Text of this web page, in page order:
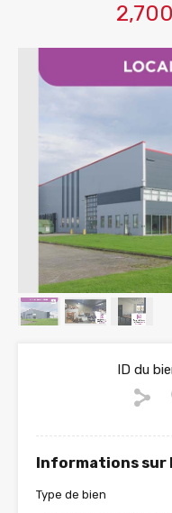
ID du
Informations sur
Type de bien